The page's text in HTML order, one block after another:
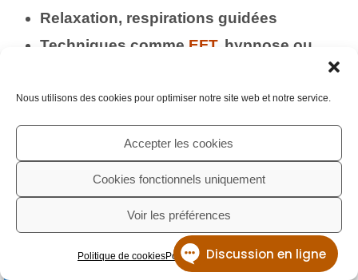
Nous utilisons des cookies pour optimiser notre site web et notre service.
Accepter les cookies
Cookies fonctionnels uniquement
Voir les préférences
Politique de cookiesPolitique de confidentialité
Relaxation, respirations guidées
Techniques comme EFT, hypnose ou
Ces approches ne “guérissent” pas la
maladie, mais elles réduisent le
améliorent votre qualité de vie et votre
capacité à gérer la douleur.
RDV Cabinet & Visio - Crenolibre.fr
RDV Cabinet & Visio - Crenolibre.fr